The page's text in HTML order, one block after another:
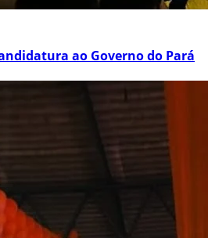
ao Governo do Pará